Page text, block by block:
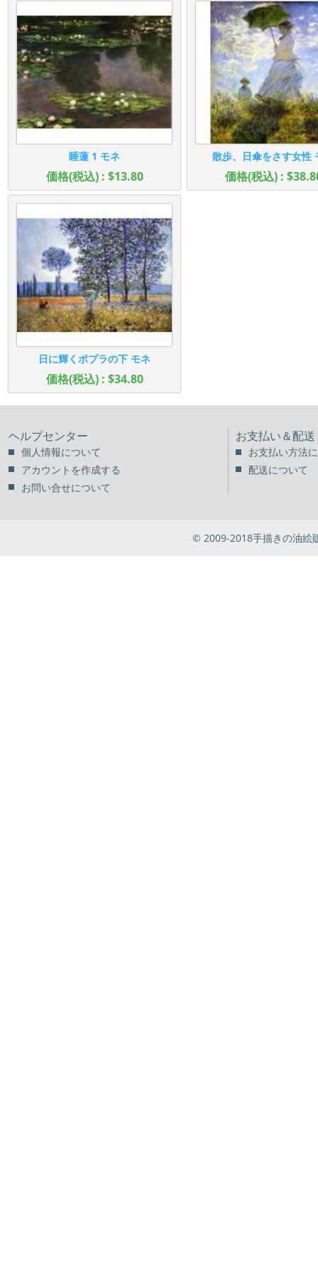
睡蓮 1 モネ
価格(税込) : $13.80
散歩、日傘をさす女性
価格(税込) :
日に輝くポプラの下 モネ
価格(税込) : $34.80
ヘルプセンター
個人情報について
アカウントを作成する
お問い合せについて
お支払い＆配送
お支払い方法
配送について
© 2009-2018手描きの油絵